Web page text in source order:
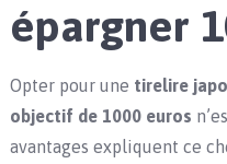
épargner
Opter pour une tirelire
objectif de 1000 euros
avantages expliquent ce